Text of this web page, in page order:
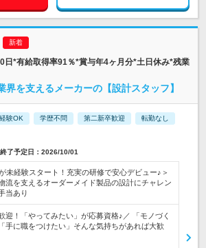
日*有給取得率91％*賞与年4ヶ月分*土日休み*残業
を支えるメーカーの【設計スタッフ】
験OK 学歴不問 第二新卒歓迎 転勤なし
了予定日：2026/10/01
未経験スタート！充実の研修で安心デビュー♪＞
流を支えるオーダーメイド製品の設計にチャレン
当あり
迎！「やってみたい」が応募資格♪／ 「モノづく
手に職をつけたい」そんな気持ちがあれば大歓